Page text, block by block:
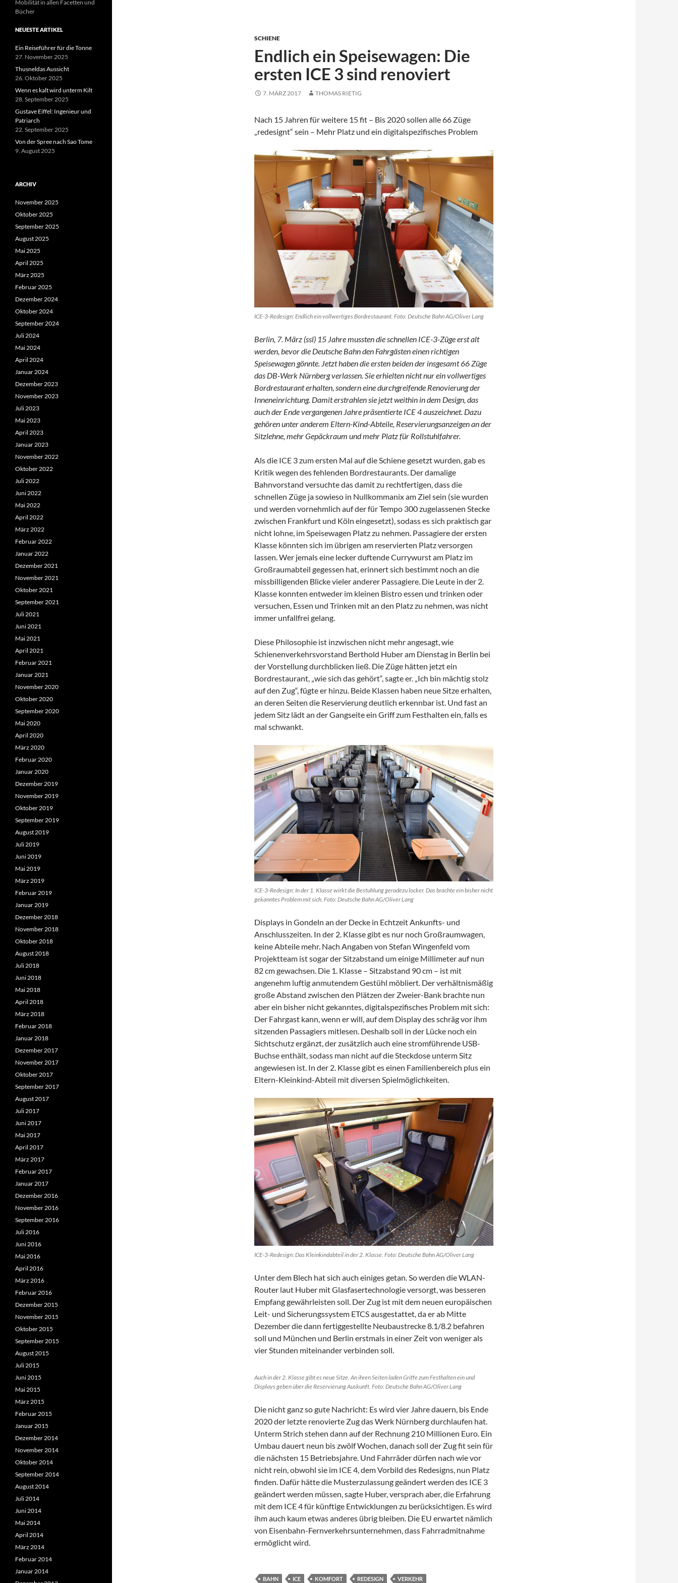
SCHIENE
Endlich ein Speisewagen: Die
ersten ICE 3 sind renoviert
7. MÄRZ 2017 THOMAS RIETIG
Nach 15 Jahren für weitere 15 fit – Bis 2020 sollen alle 66 Züge
„redesignt“ sein – Mehr Platz und ein digitalspezifisches Problem
ICE-3-Redesign: Endlich ein vollwertiges Bordrestaurant. Foto: Deutsche Bahn AG/Oliver Lang
Berlin, 7. März (ssl) 15 Jahre mussten die schnellen ICE-3-Züge erst alt
werden, bevor die Deutsche Bahn den Fahrgästen einen richtigen
Speisewagen gönnte. Jetzt haben die ersten beiden der insgesamt 66 Züge
das DB-Werk Nürnberg verlassen. Sie erhielten nicht nur ein vollwertiges
Bordrestaurant erhalten, sondern eine durchgreifende Renovierung der
Inneneinrichtung. Damit erstrahlen sie jetzt weithin in dem Design, das
auch der Ende vergangenen Jahre präsentierte ICE 4 auszeichnet. Dazu
gehören unter anderem Eltern-Kind-Abteile, Reservierungsanzeigen an der
Sitzlehne, mehr Gepäckraum und mehr Platz für Rollstuhlfahrer.
Als die ICE 3 zum ersten Mal auf die Schiene gesetzt wurden, gab es
Kritik wegen des fehlenden Bordrestaurants. Der damalige
Bahnvorstand versuchte das damit zu rechtfertigen, dass die
schnellen Züge ja sowieso in Nullkommanix am Ziel sein (sie wurden
und werden vornehmlich auf der für Tempo 300 zugelassenen Stecke
zwischen Frankfurt und Köln eingesetzt), sodass es sich praktisch gar
nicht lohne, im Speisewagen Platz zu nehmen. Passagiere der ersten
Klasse könnten sich im übrigen am reservierten Platz versorgen
lassen. Wer jemals eine lecker duftende Currywurst am Platz im
Großraumabteil gegessen hat, erinnert sich bestimmt noch an die
missbilligenden Blicke vieler anderer Passagiere. Die Leute in der 2.
Klasse konnten entweder im kleinen Bistro essen und trinken oder
versuchen, Essen und Trinken mit an den Platz zu nehmen, was nicht
immer unfallfrei gelang.
Diese Philosophie ist inzwischen nicht mehr angesagt, wie
Schienenverkehrsvorstand Berthold Huber am Dienstag in Berlin bei
der Vorstellung durchblicken ließ. Die Züge hätten jetzt ein
Bordrestaurant, „wie sich das gehört“, sagte er. „Ich bin mächtig stolz
auf den Zug“, fügte er hinzu. Beide Klassen haben neue Sitze erhalten,
an deren Seiten die Reservierung deutlich erkennbar ist. Und fast an
jedem Sitz lädt an der Gangseite ein Griff zum Festhalten ein, falls es
mal schwankt.
ICE-3-Redesign: In der 1. Klasse wirkt die Bestuhlung geradezu locker. Das brachte ein bisher nicht
gekanntes Problem mit sich. Foto: Deutsche Bahn AG/Oliver Lang
Displays in Gondeln an der Decke in Echtzeit Ankunfts- und
Anschlusszeiten. In der 2. Klasse gibt es nur noch Großraumwagen,
keine Abteile mehr. Nach Angaben von Stefan Wingenfeld vom
Projektteam ist sogar der Sitzabstand um einige Millimeter auf nun
82 cm gewachsen. Die 1. Klasse – Sitzabstand 90 cm – ist mit
angenehm luftig anmutendem Gestühl möbliert. Der verhältnismäßig
große Abstand zwischen den Plätzen der Zweier-Bank brachte nun
aber ein bisher nicht gekanntes, digitalspezifisches Problem mit sich:
Der Fahrgast kann, wenn er will, auf dem Display des schräg vor ihm
sitzenden Passagiers mitlesen. Deshalb soll in der Lücke noch ein
Sichtschutz ergänzt, der zusätzlich auch eine stromführende USB-
Buchse enthält, sodass man nicht auf die Steckdose unterm Sitz
angewiesen ist. In der 2. Klasse gibt es einen Familienbereich plus ein
Eltern-Kleinkind-Abteil mit diversen Spielmöglichkeiten.
ICE-3-Redesign: Das Kleinkindabteil in der 2. Klasse. Foto: Deutsche Bahn AG/Oliver Lang
Unter dem Blech hat sich auch einiges getan. So werden die WLAN-
Router laut Huber mit Glasfasertechnologie versorgt, was besseren
Empfang gewährleisten soll. Der Zug ist mit dem neuen europäischen
Leit- und Sicherungssystem ETCS ausgestattet, da er ab Mitte
Dezember die dann fertiggestellte Neubaustrecke 8.1/8.2 befahren
soll und München und Berlin erstmals in einer Zeit von weniger als
vier Stunden miteinander verbinden soll.
Auch in der 2. Klasse gibt es neue Sitze. An ihren Seiten laden Griffe zum Festhalten ein und
Displays geben über die Reservierung Auskunft. Foto: Deutsche Bahn AG/Oliver Lang
Die nicht ganz so gute Nachricht: Es wird vier Jahre dauern, bis Ende
2020 der letzte renovierte Zug das Werk Nürnberg durchlaufen hat.
Unterm Strich stehen dann auf der Rechnung 210 Millionen Euro. Ein
Umbau dauert neun bis zwölf Wochen, danach soll der Zug fit sein für
die nächsten 15 Betriebsjahre. Und Fahrräder dürfen nach wie vor
nicht rein, obwohl sie im ICE 4, dem Vorbild des Redesigns, nun Platz
finden. Dafür hätte die Musterzulassung geändert werden des ICE 3
geändert werden müssen, sagte Huber, versprach aber, die Erfahrung
mit dem ICE 4 für künftige Entwicklungen zu berücksichtigen. Es wird
ihm auch kaum etwas anderes übrig bleiben. Die EU erwartet nämlich
von Eisenbahn-Fernverkehrsunternehmen, dass Fahrradmitnahme
ermöglicht wird.
BAHN ICE KOMFORT REDESIGN VERKEHR
Mobilität in allen Facetten und
Bücher
NEUESTE ARTIKEL
Ein Reiseführer für die Tonne
27. November 2025
Thusneldas Aussicht
26. Oktober 2025
Wenn es kalt wird unterm Kilt
28. September 2025
Gustave Eiffel: Ingenieur und
Patriarch
22. September 2025
Von der Spree nach Sao Tome
9. August 2025
ARCHIV
November 2025
Oktober 2025
September 2025
August 2025
Mai 2025
April 2025
März 2025
Februar 2025
Dezember 2024
Oktober 2024
September 2024
Juli 2024
Mai 2024
April 2024
Januar 2024
Dezember 2023
November 2023
Juli 2023
Mai 2023
April 2023
Januar 2023
November 2022
Oktober 2022
Juli 2022
Juni 2022
Mai 2022
April 2022
März 2022
Februar 2022
Januar 2022
Dezember 2021
November 2021
Oktober 2021
September 2021
Juli 2021
Juni 2021
Mai 2021
April 2021
Februar 2021
Januar 2021
November 2020
Oktober 2020
September 2020
Mai 2020
April 2020
März 2020
Februar 2020
Januar 2020
Dezember 2019
November 2019
Oktober 2019
September 2019
August 2019
Juli 2019
Juni 2019
Mai 2019
März 2019
Februar 2019
Januar 2019
Dezember 2018
November 2018
Oktober 2018
August 2018
Juli 2018
Juni 2018
Mai 2018
April 2018
März 2018
Februar 2018
Januar 2018
Dezember 2017
November 2017
Oktober 2017
September 2017
August 2017
Juli 2017
Juni 2017
Mai 2017
April 2017
März 2017
Februar 2017
Januar 2017
Dezember 2016
November 2016
September 2016
Juli 2016
Juni 2016
Mai 2016
April 2016
März 2016
Februar 2016
Dezember 2015
November 2015
Oktober 2015
September 2015
August 2015
Juli 2015
Juni 2015
Mai 2015
März 2015
Februar 2015
Januar 2015
Dezember 2014
November 2014
Oktober 2014
September 2014
August 2014
Juli 2014
Juni 2014
Mai 2014
April 2014
März 2014
Februar 2014
Januar 2014